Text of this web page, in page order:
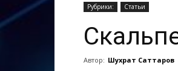
Рубрики: Статьи
Автор: Шухрат Саттаров